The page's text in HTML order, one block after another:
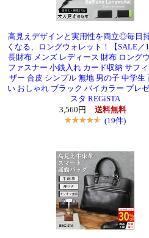
高見えデザインと実用性を両立◎毎日
くなる、ロングウォレット！【SALE／
長財布 メンズ レディース 財布 ロング
ファスナー 小銭入れ カード収納 サフ
ザー 合皮 シンプル 無地 男の子 中学生
い おしゃれ ブラック バイカラー プレ
スタ REGiSTA
3,560円
送料無料
(19件)